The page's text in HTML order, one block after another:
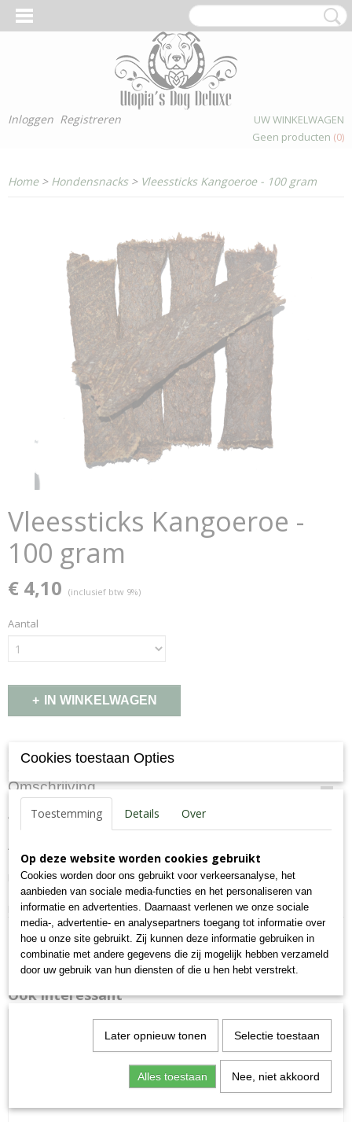
Inloggen Registreren
UW WINKELWAGEN
Geen producten (0)
Home> Hondensnacks > Vleessticks Kangoeroe - 100 gram
Vleessticks Kangoeroe -
100 gram
€ 4,10 (inclusief btw 9%)
Aantal
IN WINKELWAGEN
Specificaties
Productcode
95-K
EAN code
7,09E+12
95-K
Omschrijving
Aanvullend diervoeder voor honden
Analyse: eiwit 59%, vet 24%, as 6%, celstof 0.6%, vocht 10%.
Koel en droog bewaren. Zorg altijd voor voldoende vers water.
Niet voor menselijke consumptie
Ook interessant
Cookies toestaan Opties
Toestemming Details Over
Op deze website worden cookies gebruikt
Cookies worden door ons gebruikt voor verkeersanalyse, het
aanbieden van sociale media-functies en het personaliseren van
informatie en advertenties. Daarnaast verlenen we onze sociale
media-, advertentie- en analysepartners toegang tot informatie over
hoe u onze site gebruikt. Zij kunnen deze informatie gebruiken in
combinatie met andere gegevens die zij mogelijk hebben verzameld
door uw gebruik van hun diensten of die u hen hebt verstrekt.
Later opnieuw tonen Selectie toestaan
Alles toestaan Nee, niet akkoord